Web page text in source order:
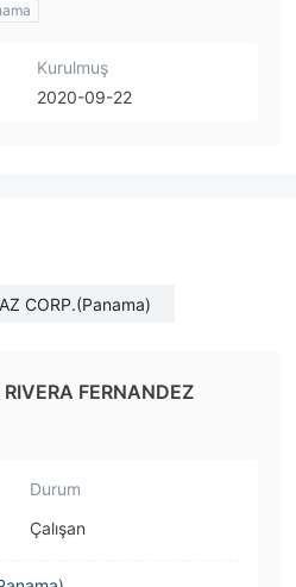
Kurulmuş
2020-09-22
CORP.(Panama)
FERNANDEZ
Durum
Çalışan